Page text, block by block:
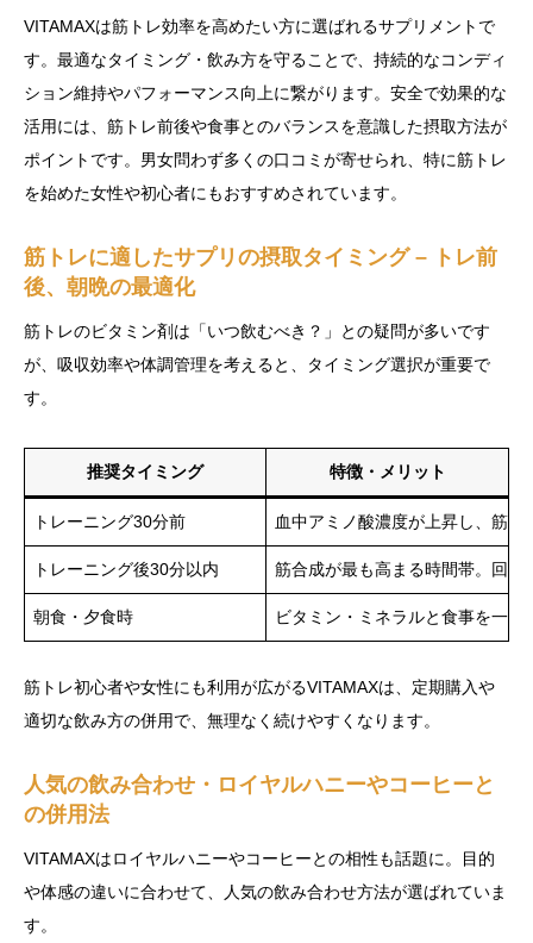
VITAMAXは筋トレ効率を高めたい方に選ばれるサプリメントで
す。最適なタイミング・飲み方を守ることで、持続的なコンディ
ション維持やパフォーマンス向上に繋がります。安全で効果的な
活用には、筋トレ前後や食事とのバランスを意識した摂取方法が
ポイントです。男女問わず多くの口コミが寄せられ、特に筋トレ
を始めた女性や初心者にもおすすめされています。
筋トレに適したサプリの摂取タイミング – トレ前
後、朝晩の最適化
筋トレのビタミン剤は「いつ飲むべき？」との疑問が多いです
が、吸収効率や体調管理を考えると、タイミング選択が重要で
す。
推奨タイミング 特徴・メリット
トレーニング30分前 血中アミノ酸濃度が上昇し、筋
トレーニング後30分以内 筋合成が最も高まる時間帯。回
朝食・夕食時 ビタミン・ミネラルと食事を一
筋トレ初心者や女性にも利用が広がるVITAMAXは、定期購入や
適切な飲み方の併用で、無理なく続けやすくなります。
人気の飲み合わせ・ロイヤルハニーやコーヒーと
の併用法
VITAMAXはロイヤルハニーやコーヒーとの相性も話題に。目的
や体感の違いに合わせて、人気の飲み合わせ方法が選ばれていま
す。